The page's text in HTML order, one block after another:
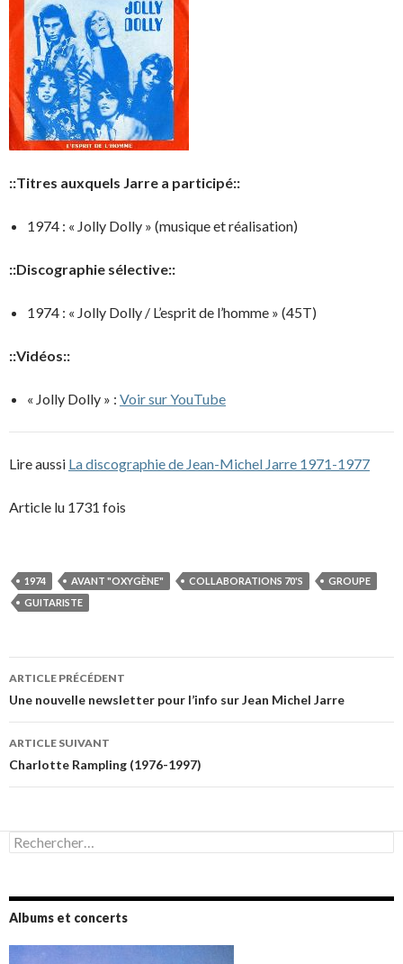
::Titres auxquels Jarre a participé::
1974 : « Jolly Dolly » (musique et réalisation)
::Discographie sélective::
1974 : « Jolly Dolly / L’esprit de l’homme » (45T)
::Vidéos::
« Jolly Dolly » : Voir sur YouTube
Lire aussi La discographie de Jean-Michel Jarre 1971-1977
Article lu 1731 fois
1974 AVANT "OXYGÈNE" COLLABORATIONS 70'S
GROUPE
GUITARISTE
Navigation
des
articles
ARTICLE PRÉCÉDENT
Une nouvelle newsletter pour l’info sur Jean Michel Jarre
ARTICLE SUIVANT
Charlotte Rampling (1976-1997)
Rechercher :
Albums et concerts